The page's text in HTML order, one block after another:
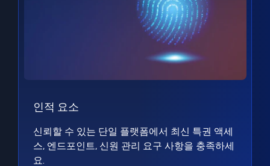
인적 요소
신뢰할 수 있는 단일 플랫폼에서 최신 특권 액세
스, 엔드포인트, 신원 관리 요구 사항을 충족하세
요.